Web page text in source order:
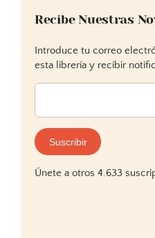
Recibe Nuestras
Introduce tu correo
esta librería y recibir
Dirección
correo
electrónico:
Suscribir
Únete a otros 4.633